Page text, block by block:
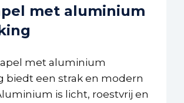
met aluminium
met aluminium
biedt een strak en modern
is licht, roestvrij en